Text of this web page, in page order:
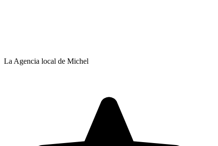
La Agencia local de Michel